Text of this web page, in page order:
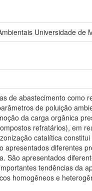
Universidade de
de abastecimento como
de poluição
da carga orgânica
refratários), em
catalítica
diferentes
apresentados
tendências da
homogêneos e